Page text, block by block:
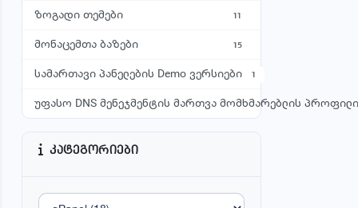
ზოგადი თემები 11
მონაცემთა ბაზები 15
სამართავი პანელების Demo ვერსიები 1
უფასო DNS მენეჯმენტის მართვა მომხმარებლის
კატეგორიები